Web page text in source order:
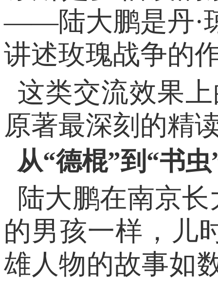
——陆大鹏是丹·
讲述玫瑰战争的
这类交流效果
原著最深刻的精
从“德棍”到“书虫
陆大鹏在南京
的男孩一样，儿
雄人物的故事如